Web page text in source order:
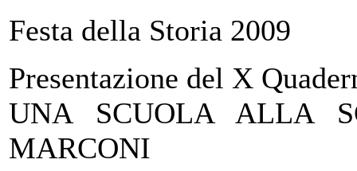
Festa della Storia 2009
Presentazione del X
UNA SCUOLA ALLA
MARCONI